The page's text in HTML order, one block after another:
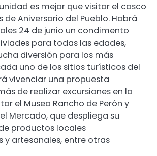
es mejor que visitar el casco
de Aniversario del Pueblo. Habrá
24 de junio un condimento
para todas las edades,
diversión para los más
uno de los sitios turísticos del
vivenciar una propuesta
de realizar excursiones en la
el Museo Rancho de Perón y
Mercado, que despliega su
productos locales
y artesanales, entre otras